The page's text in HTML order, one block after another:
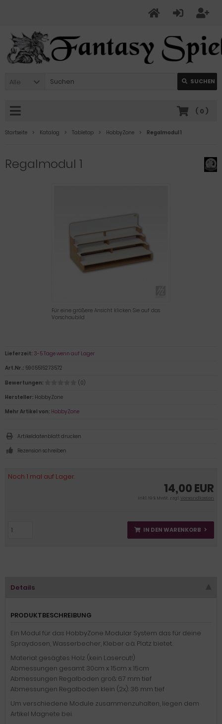
Alle SUCHEN
( 0 )
Startseite Katalog Tabletop HobbyZone Regalmodul 1
Regalmodul 1
Für eine größere Ansicht klicken Sie auf das
Vorschaubild
Noch 1 mal auf Lager.
14,00 EUR
inkl. 19 % MwSt. zzgl.Versandkosten
IN DEN WARENKORB
Lieferzeit: 3-5 Tage wenn auf Lager
Art.Nr.: 5905515273572
Bewertungen:
(0)
Hersteller: HobbyZone
Mehr Artikel von: HobbyZone
Artikeldatenblatt drucken
Rezension schreiben
Details
PRODUKTBESCHREIBUNG
Ein Modul für das HobbyZone Modular System das für deine
Spraydosen, Wasserbecher, Kleber o.ä. Platz bietet.
Material: gesägtes Holz (kein Lasercut!)
Abmessungen gesamt: 30cm x 15cm x 15cm
Abmessungen Regalboden groß: 67 mm tief
Abmessungen Regalboden klein (2x): 36 mm tief
Um verschiedene Module zusammenzuhalten, liegen dem
Artikel Magnete bei.